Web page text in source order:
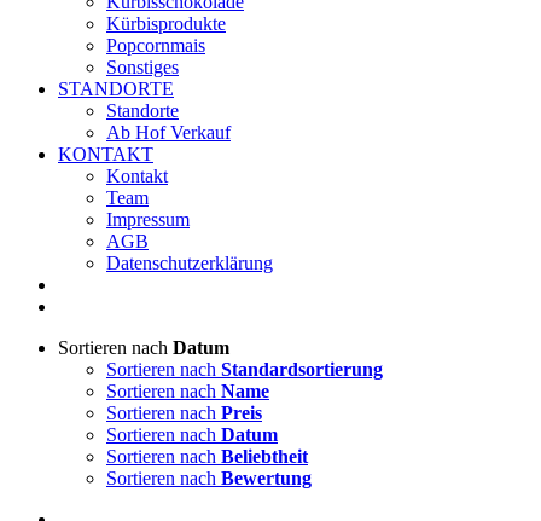
Kürbisprodukte
Popcornmais
Sonstiges
STANDORTE
Standorte
Ab Hof Verkauf
KONTAKT
Kontakt
Team
Impressum
AGB
Datenschutzerklärung
Sortieren nach Datum
Sortieren nach Standardsortierung
Sortieren nach Name
Sortieren nach Preis
Sortieren nach Datum
Sortieren nach Beliebtheit
Sortieren nach Bewertung